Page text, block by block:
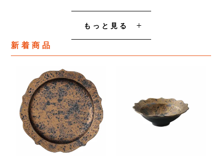
もっと見る
新着商品